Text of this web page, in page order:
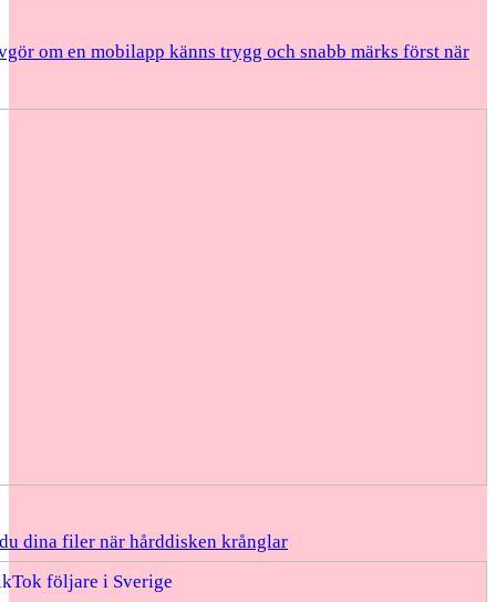
om en mobilapp känns trygg och snabb märks först när
dina filer när hårddisken krånglar